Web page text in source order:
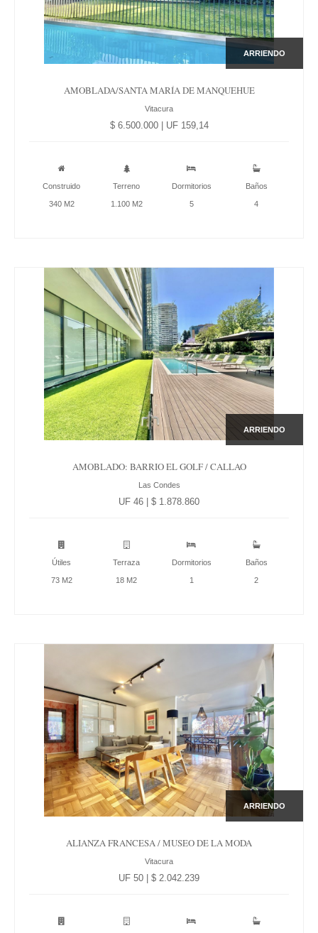
ARRIENDO
AMOBLADA/SANTA MARÍA DE MANQUEHUE
Vitacura
$ 6.500.000 | UF 159,14
Construido
340 M2
Terreno
1.100 M2
Dormitorios
5
Baños
4
ARRIENDO
AMOBLADO: BARRIO EL GOLF / CALLAO
Las Condes
UF 46 | $ 1.878.860
Útiles
73 M2
Terraza
18 M2
Dormitorios
1
Baños
2
ARRIENDO
ALIANZA FRANCESA / MUSEO DE LA MODA
Vitacura
UF 50 | $ 2.042.239